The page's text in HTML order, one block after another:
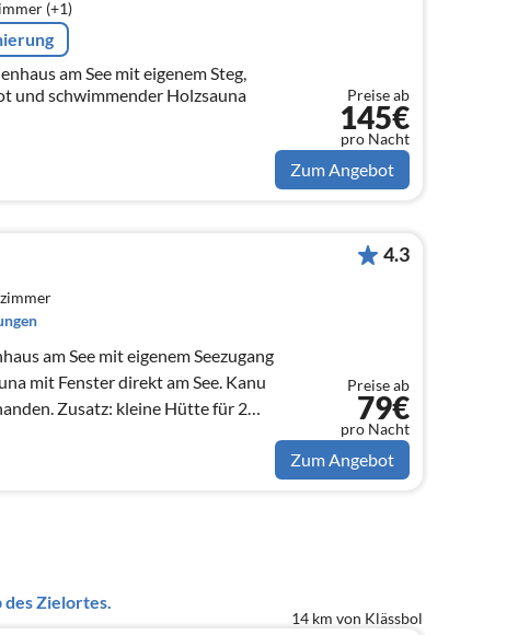
(+1)
am See mit eigenem Steg,
und schwimmender Holzsauna
Preise ab
145€
pro Nacht
Zum Angebot
am See mit eigenem Seezugang
mit Fenster direkt am See. Kanu
Zusatz: kleine Hütte für 2
4.3
Preise ab
79€
pro Nacht
Zum Angebot
Zielortes.
14 km von Klässbol